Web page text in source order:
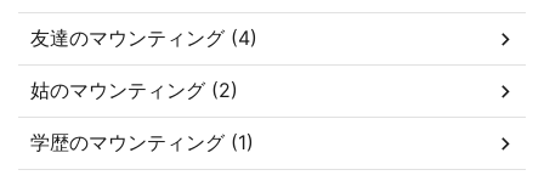
友達のマウンティング (4)
姑のマウンティング (2)
学歴のマウンティング (1)